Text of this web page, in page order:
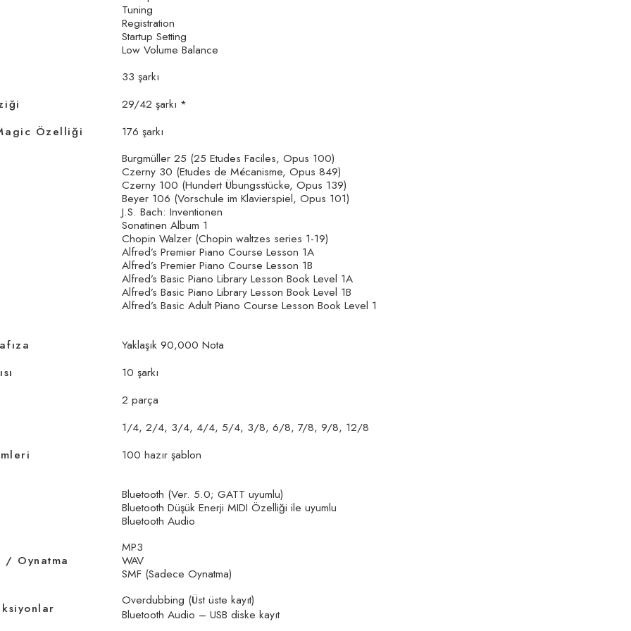
Tuning
Registration
Startup Setting
Low Volume Balance
33 şarkı
29/42 şarkı *
Özelliği
176 şarkı
Burgmüller 25 (25 Etudes Faciles, Opus 100)
Czerny 30 (Etudes de Mécanisme, Opus 849)
Czerny 100 (Hundert Übungsstücke, Opus 139)
Beyer 106 (Vorschule im Klavierspiel, Opus 101)
J.S. Bach: Inventionen
Sonatinen Album 1
Chopin Walzer (Chopin waltzes series 1-19)
Alfred’s Premier Piano Course Lesson 1A
Alfred’s Premier Piano Course Lesson 1B
Alfred’s Basic Piano Library Lesson Book Level 1A
Alfred’s Basic Piano Library Lesson Book Level 1B
Alfred’s Basic Adult Piano Course Lesson Book Level 1
Yaklaşık 90,000 Nota
10 şarkı
2 parça
1/4, 2/4, 3/4, 4/4, 5/4, 3/8, 6/8, 7/8, 9/8, 12/8
100 hazır şablon
Bluetooth (Ver. 5.0; GATT uyumlu)
Bluetooth Düşük Enerji MIDI Özelliği ile uyumlu
Bluetooth Audio
/ Oynatma
MP3
WAV
SMF (Sadece Oynatma)
Overdubbing (Üst üste kayıt)
Bluetooth Audio – USB diske kayıt